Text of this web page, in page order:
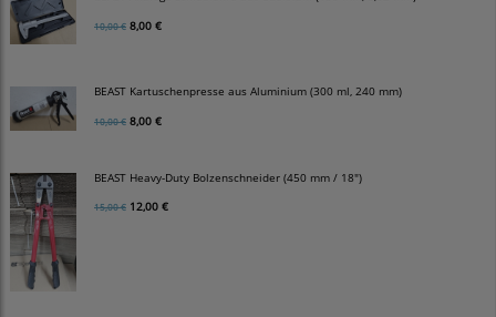
10,00 € 8,00 €
BEAST Kartuschenpresse aus Aluminium (300 ml, 240 mm)
10,00 € 8,00 €
BEAST Heavy-Duty Bolzenschneider (450 mm / 18")
15,00 € 12,00 €